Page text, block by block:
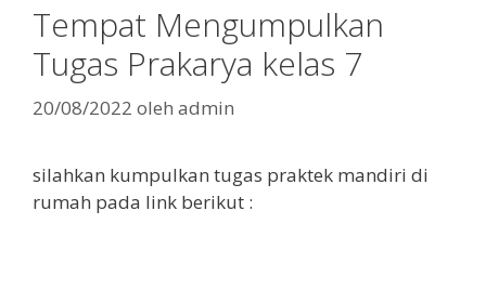
Tempat Mengumpulkan
Tugas Prakarya kelas 7
20/08/2022 oleh admin
silahkan kumpulkan tugas praktek mandiri di
rumah pada link berikut :